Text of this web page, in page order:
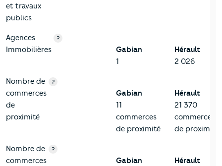
et travaux
publics
Agences
Immobilières
?
Gabian
1
Hérault
2 026
Nombre de
commerces
de
proximité
?
Gabian
11
commerces
de proximité
Hérault
21 370
commerces
de proximité
Nombre de
commerces
?
Gabian
Hérault